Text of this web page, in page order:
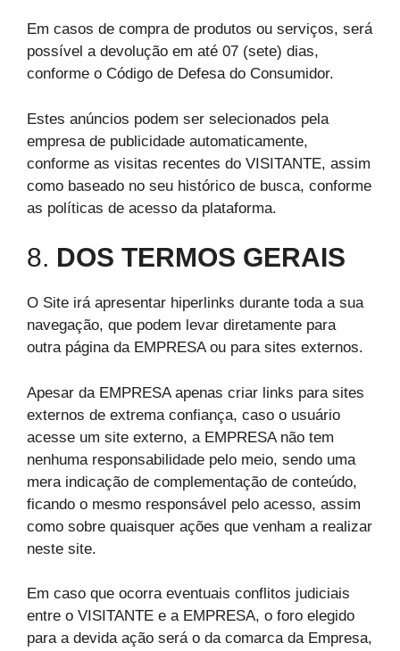
Em casos de compra de produtos ou serviços, será
possível a devolução em até 07 (sete) dias,
conforme o Código de Defesa do Consumidor.
Estes anúncios podem ser selecionados pela
empresa de publicidade automaticamente,
conforme as visitas recentes do VISITANTE, assim
como baseado no seu histórico de busca, conforme
as políticas de acesso da plataforma.
8. DOS TERMOS GERAIS
O Site irá apresentar hiperlinks durante toda a sua
navegação, que podem levar diretamente para
outra página da EMPRESA ou para sites externos.
Apesar da EMPRESA apenas criar links para sites
externos de extrema confiança, caso o usuário
acesse um site externo, a EMPRESA não tem
nenhuma responsabilidade pelo meio, sendo uma
mera indicação de complementação de conteúdo,
ficando o mesmo responsável pelo acesso, assim
como sobre quaisquer ações que venham a realizar
neste site.
Em caso que ocorra eventuais conflitos judiciais
entre o VISITANTE e a EMPRESA, o foro elegido
para a devida ação será o da comarca da Empresa,